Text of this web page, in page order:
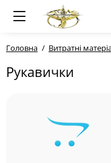
Головна Витратні
Рукавички